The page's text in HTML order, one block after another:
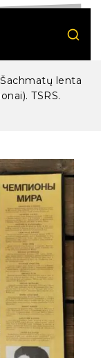
Šachmatų lenta
TSRS.